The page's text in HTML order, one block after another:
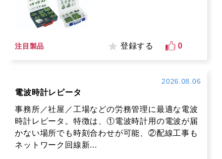
注目製品 登録する 0
2026.08.06
電波時計レピータ
事務所／社屋／工場などの労務管理に最適な電波
時計レピータ。特徴は、①電波時計用の電波が届
かない場所でも時刻合わせが可能、②配線工事も
ネットワーク回線新...